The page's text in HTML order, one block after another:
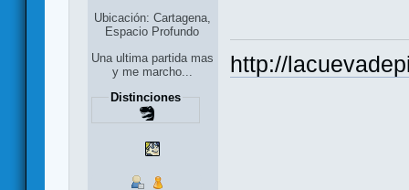
Ubicación: Cartagena,
Espacio Profundo
Una ultima partida mas
y me marcho...
Distinciones
http://